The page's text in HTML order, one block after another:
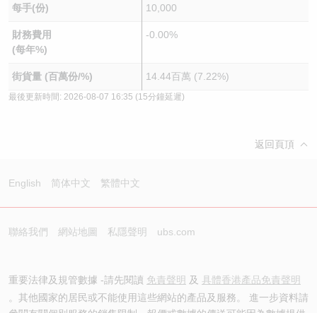
每手(份) 10,000
財務費用
(每年%)
-0.00%
街貨量 (百萬份/%) 14.44百萬 (7.22%)
最後更新時間: 2026-08-07 16:35 (15分鐘延遲)
返回頁頂
English 简体中文 繁體中文
聯絡我們 網站地圖 私隱聲明 ubs.com
重要法律及規管數據 -請先閱讀 免責聲明 及 具體香港產品免責聲明
。其他國家的居民或不能使用這些網站的產品及服務。 進一步資料請